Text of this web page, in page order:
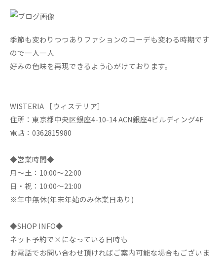
季節も変わりつつありファションのコーデも変わる時期です
ので一人一人
好みの色味を再現できるよう心がけております。
WISTERIA ［ウィステリア］
住所：東京都中央区銀座4-10-14 ACN銀座4ビルディング4F
電話：0362815980
◆営業時間◆
月～土：10:00～22:00
日・祝：10:00～21:00
※年中無休(年末年始のみ休業日あり)
◆SHOP INFO◆
ネット予約で×になっている日時も
お電話でお問い合わせ頂ければご案内可能な場合もございま